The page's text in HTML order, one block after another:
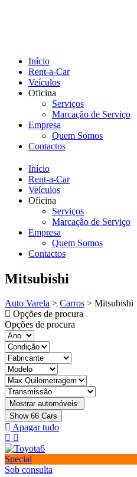
Início
Rent-a-Car
Veículos
Oficina
Serviços
Marcação de Serviço
Empresa
Quem Somos
Contactos
Início
Rent-a-Car
Veículos
Oficina
Serviços
Marcação de Serviço
Empresa
Quem Somos
Contactos
Mitsubishi
Auto Varela > Carros > Mitsubishi
Opções de procura
Opções de procura
Show 66 Cars
Apagar tudo
Special
Sob consulta